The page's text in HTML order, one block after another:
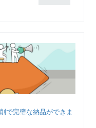
で完璧な納品ができま